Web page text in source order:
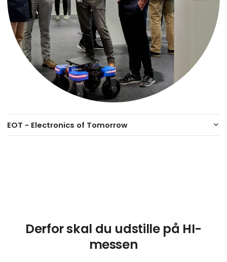
EOT - Electronics of Tomorrow keyboard_arrow_down
Derfor skal du udstille på HI-
messen